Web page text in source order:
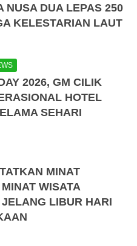
NUSA DUA LEPAS 250
KELESTARIAN LAUT
2026, GM CILIK
HOTEL
SEHARI
MINAT
WISATA
LIBUR HARI